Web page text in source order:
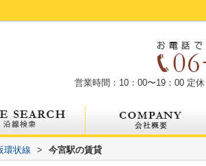
営業時間：10：00〜19：00 定
環状線 > 今宮駅の賃貸